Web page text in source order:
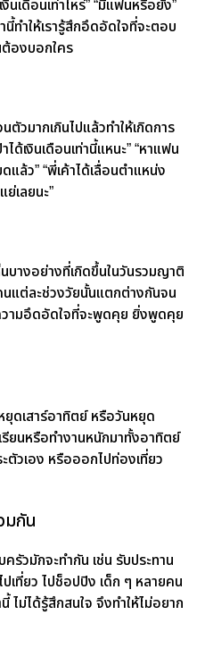
งินเดือนเท่าไหร่” “มีแฟนหรือยัง”
นี้ทำให้เรารู้สึกอึดอัดใจที่จะตอบ
ต้องบอกใคร
วมากเกินไปแล้วทำให้เกิดการ
ด้เงินเดือนเท่านี้แหนะ” “หาแฟน
ล้ว” “พี่เค้าได้เลื่อนตำแหน่ง
ย่เลยนะ”
บางอย่างที่เกิดขึ้นในวันรวมญาติ
แต่ละช่วงวัยนั้นแตกต่างกันจน
ามอึดอัดใจที่จะพูดคุย ยิ่งพูดคุย
ดเสาร์อาทิตย์ หรือวันหยุด
ยนหรือทำงานหนักมาทั้งอาทิตย์
วเอง หรือออกไปท่องเที่ยว
มกัน
วมักจะทำกัน เช่น รับประทาน
เที่ยว ไปช็อปปิง เด็ก ๆ หลายคน
ไม่ได้รู้สึกสนใจ จึงทำให้ไม่อยาก